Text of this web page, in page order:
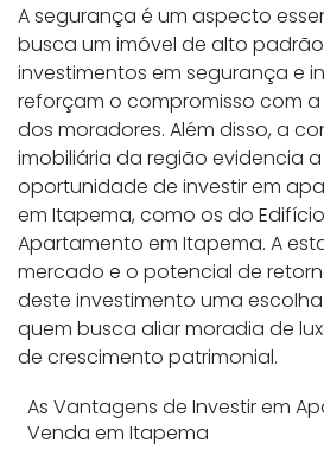
A segurança é um aspecto
busca um imóvel de alto
investimentos em segurança e
reforçam o compromisso com
dos moradores. Além disso, a
imobiliária da região evidencia
oportunidade de investir em
em Itapema, como os do
Apartamento em Itapema. A
mercado e o potencial de
deste investimento uma
quem busca aliar moradia de
de crescimento patrimonial.
As Vantagens de Investir em
Venda em Itapema